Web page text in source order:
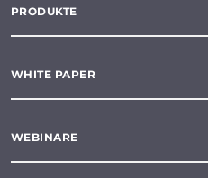
PRODUKTE
WHITE PAPER
WEBINARE